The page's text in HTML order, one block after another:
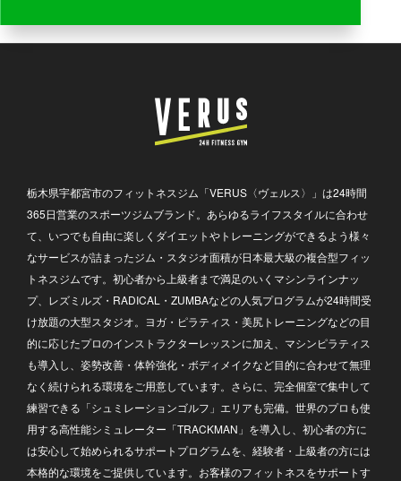
栃木県宇都宮市のフィットネスジム「VERUS〈ヴェルス〉」は24時間
365日営業のスポーツジムブランド。あらゆるライフスタイルに合わせ
て、いつでも自由に楽しくダイエットやトレーニングができるよう様々
なサービスが詰まったジム・スタジオ面積が日本最大級の複合型フィッ
トネスジムです。初心者から上級者まで満足のいくマシンラインナッ
プ、レズミルズ・RADICAL・ZUMBAなどの人気プログラムが24時間受
け放題の大型スタジオ。ヨガ・ピラティス・美尻トレーニングなどの目
的に応じたプロのインストラクターレッスンに加え、マシンピラティス
も導入し、姿勢改善・体幹強化・ボディメイクなど目的に合わせて無理
なく続けられる環境をご用意しています。さらに、完全個室で集中して
練習できる「シュミレーションゴルフ」エリアも完備。世界のプロも使
用する高性能シミュレーター「TRACKMAN」を導入し、初心者の方に
は安心して始められるサポートプログラムを、経験者・上級者の方には
本格的な環境をご提供しています。お客様のフィットネスをサポートす